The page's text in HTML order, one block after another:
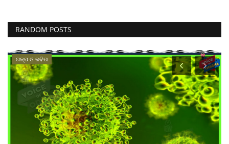
RANDOM POSTS
ଗଳ୍ପ ଓ କବିତା